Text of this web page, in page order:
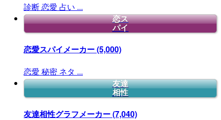
診断恋愛 占い ...
恋ス
パイ
恋愛スパイメーカー(5,000)
恋愛 秘密 ネタ ...
友達
相性
友達相性グラフメーカー(7,040)